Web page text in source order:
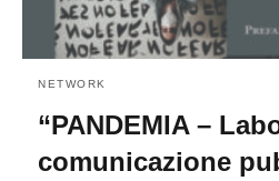
NETWORK
“PANDEMIA –
comunicazione